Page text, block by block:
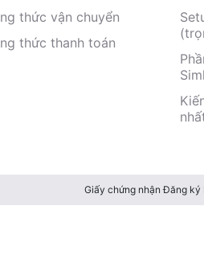
thức vận chuyển
thức thanh toán
Giấy chứng nhận Đăng